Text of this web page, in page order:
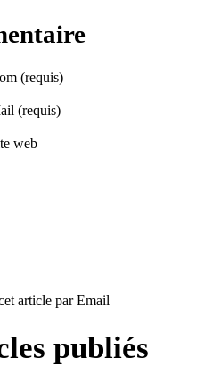
(requis)
(requis)
web
article par Email
publiés